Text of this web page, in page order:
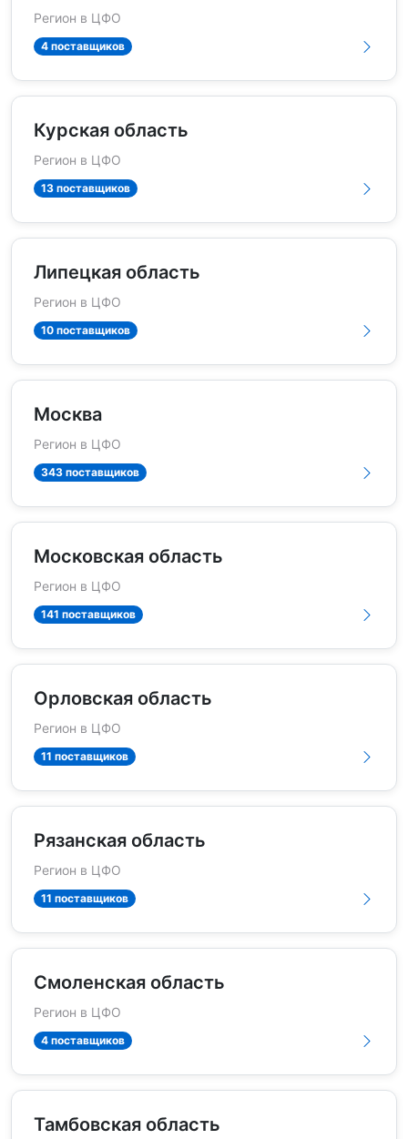
Регион в ЦФО
4 поставщиков
Курская область
Регион в ЦФО
13 поставщиков
Липецкая область
Регион в ЦФО
10 поставщиков
Москва
Регион в ЦФО
343 поставщиков
Московская область
Регион в ЦФО
141 поставщиков
Орловская область
Регион в ЦФО
11 поставщиков
Рязанская область
Регион в ЦФО
11 поставщиков
Смоленская область
Регион в ЦФО
4 поставщиков
Тамбовская область